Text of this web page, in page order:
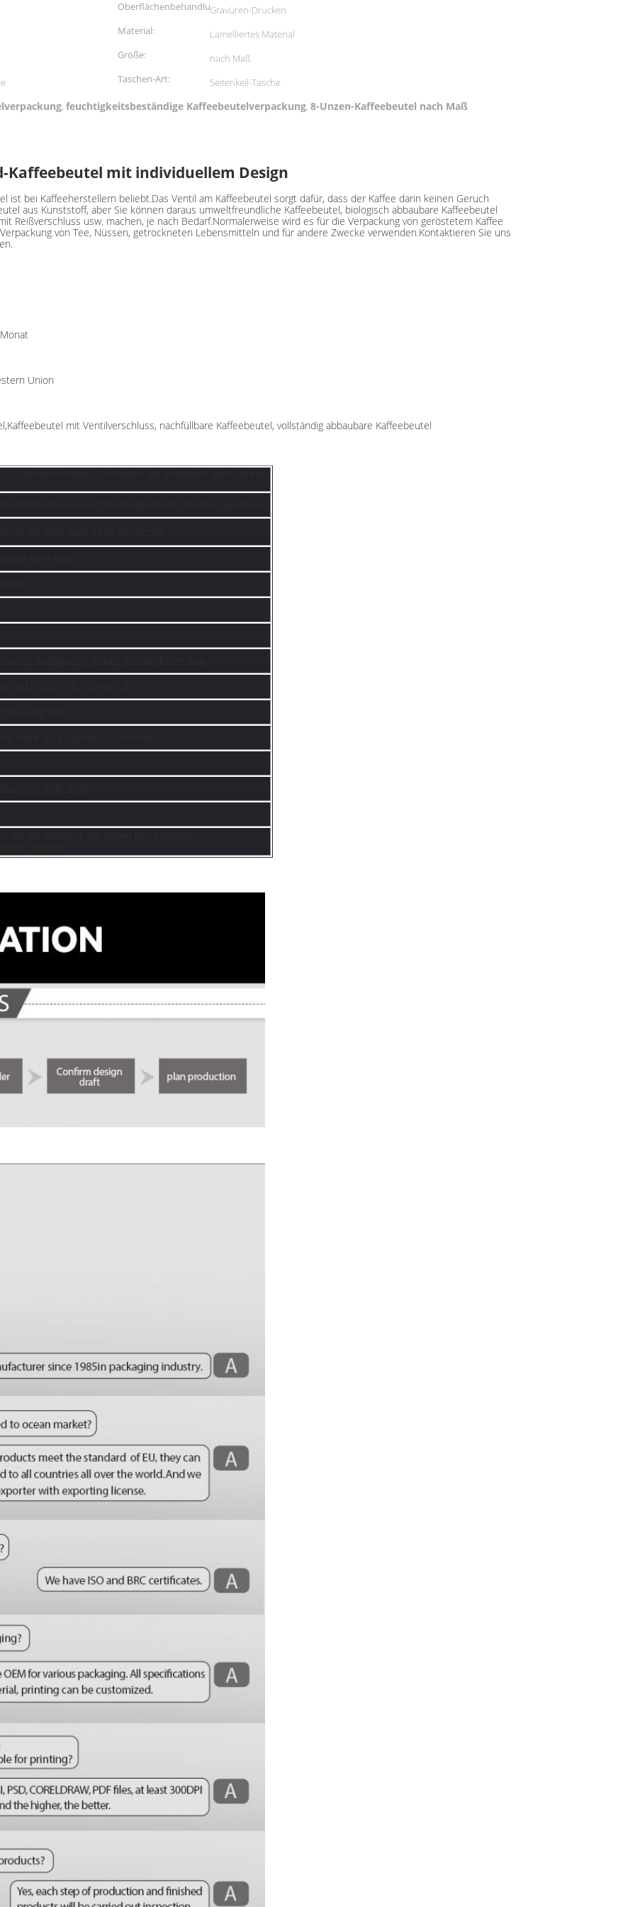
Oberflächenbehandlung:Gravüren-Drucken
Material:
Lamelliertes Material
Größe:
nach Maß
Taschen-Art: Seitenkeil-Tasche
, feuchtigkeitsbeständige Kaffeebeutelverpackung, 8-Unzen-Kaffeebeutel nach Maß
Kaffeebeutel mit individuellem Design
ist bei Kaffeeherstellern beliebt.Das Ventil am Kaffeebeutel sorgt dafür, dass der Kaffee darin keinen Geruch
aus Kunststoff, aber Sie können daraus umweltfreundliche Kaffeebeutel, biologisch abbaubare Kaffeebeutel
Reißverschluss usw. machen, je nach Bedarf.Normalerweise wird es für die Verpackung von geröstetem Kaffee
von Tee, Nüssen, getrockneten Lebensmitteln und für andere Zwecke verwenden.Kontaktieren Sie uns
Union
Kaffeebeutel mit Ventilverschluss, nachfüllbare Kaffeebeutel, vollständig abbaubare Kaffeebeutel